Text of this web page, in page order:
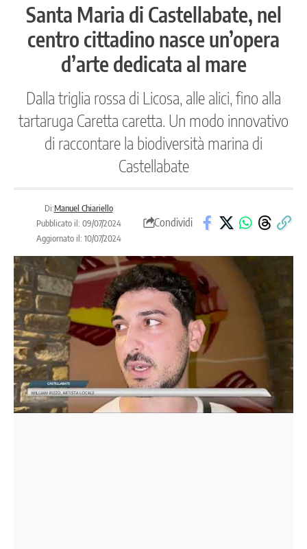
Santa Maria di Castellabate, nel
centro cittadino nasce un’opera
d’arte dedicata al mare
Dalla triglia rossa di Licosa, alle alici, fino alla
tartaruga Caretta caretta. Un modo innovativo
di raccontare la biodiversità marina di
Castellabate
Di:Manuel Chiariello
Pubblicato il: 09/07/2024
Aggiornato il: 10/07/2024
Condividi